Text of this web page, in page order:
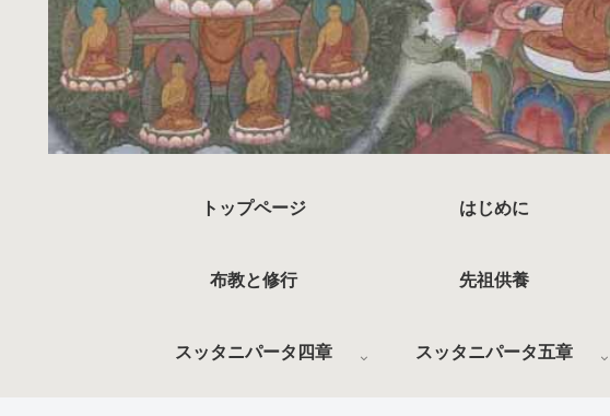
トップページ はじめに
布教と修行 先祖供養
スッタニパータ四章 スッタニパータ五章